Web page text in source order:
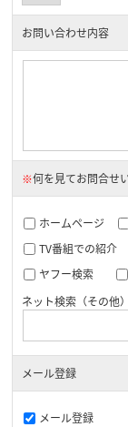
お問い合わせ内容
※何を見てお問合せ
ホームページ
TV番組での紹介
ヤフー検索
ネット検索（その他
メール登録
メール登録